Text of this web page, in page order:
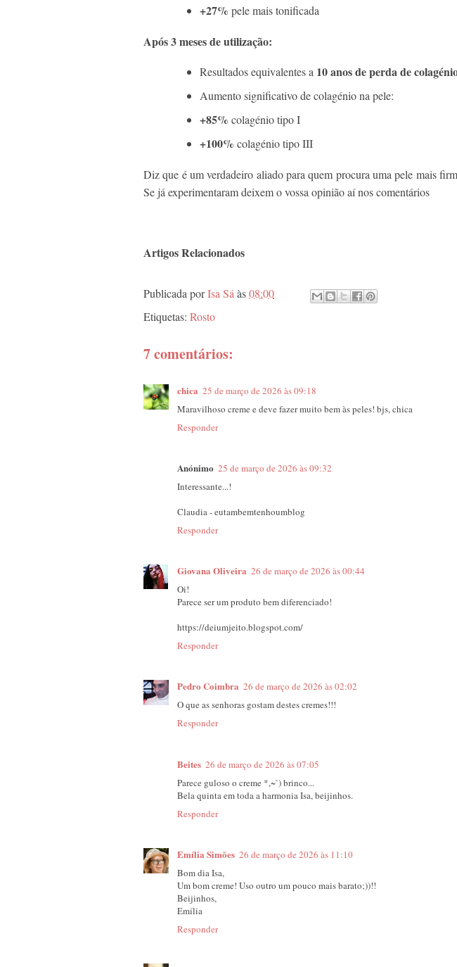
+27% pele mais tonificada
Após 3 meses de utilização:
Resultados equivalentes a 10 anos de perda de
Aumento significativo de colagénio na pele:
+85% colagénio tipo I
+100% colagénio tipo III
Diz que é um verdadeiro aliado para quem procura uma pele mais
Se já experimentaram deixem o vossa opinião aí nos comentários
Artigos Relacionados
Publicada porIsa Sá às08:00
Etiquetas: Rosto
7 comentários:
chica 25 de março de 2026 às 09:18
Maravilhoso creme e deve fazer muito bem às peles! bjs, chica
Responder
Anónimo 25 de março de 2026 às 09:32
Interessante...!
Claudia - eutambemtenhoumblog
Responder
Giovana Oliveira 26 de março de 2026 às 00:44
Oi!
Parece ser um produto bem diferenciado!
https://deiumjeito.blogspot.com/
Responder
Pedro Coimbra 26 de março de 2026 às 02:02
O que as senhoras gostam destes cremes!!!
Responder
Beites 26 de março de 2026 às 07:05
Parece guloso o creme *,~`) brinco...
Bela quinta em toda a harmonia Isa, beijinhos.
Responder
Emília Simões 26 de março de 2026 às 11:10
Bom dia Isa,
Um bom creme! Uso outro um pouco mais barato;))!!
Beijinhos,
Emília
Responder